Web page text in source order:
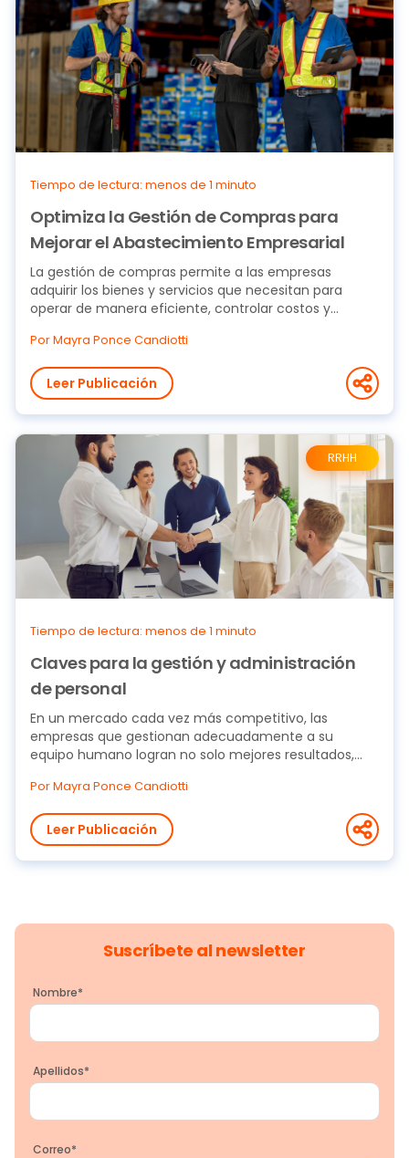
Tiempo de lectura: menos de 1 minuto
Optimiza la Gestión de Compras para
Mejorar el Abastecimiento Empresarial
La gestión de compras permite a las empresas
adquirir los bienes y servicios que necesitan para
operar de manera eficiente, controlar costos y...
Por Mayra Ponce Candiotti
Leer Publicación
RRHH
Tiempo de lectura: menos de 1 minuto
Claves para la gestión y administración
de personal
En un mercado cada vez más competitivo, las
empresas que gestionan adecuadamente a su
equipo humano logran no solo mejores resultados,
Por Mayra Ponce Candiotti
Leer Publicación
Suscríbete al newsletter
Nombre*
Apellidos*
Correo*